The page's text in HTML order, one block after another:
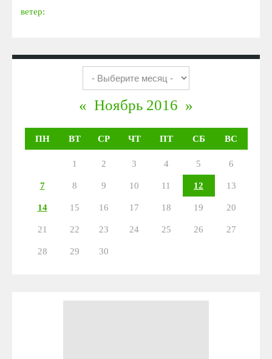
ветер:
« Ноябрь 2016 »
ПН ВТ СР ЧТ ПТ СБ ВС
1 2 3 4 5 6
7 8 9 10 11 12 13
14 15 16 17 18 19 20
21 22 23 24 25 26 27
28 29 30